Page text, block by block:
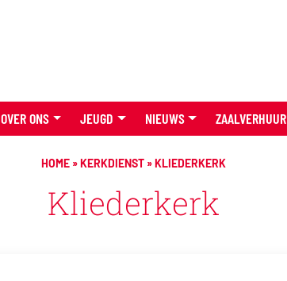
OVER ONS JEUGD NIEUWS ZAALVERHUUR
HOME»KERKDIENST»KLIEDERKERK
Kliederkerk